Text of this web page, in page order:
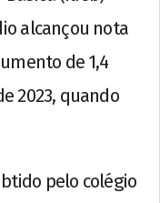
alcançou nota
de 1,4
2023, quando
pelo colégio